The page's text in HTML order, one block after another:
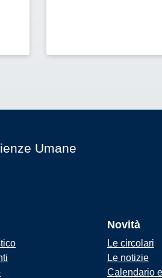
Umane
Novità
Le circolari
Le notizie
Calendario